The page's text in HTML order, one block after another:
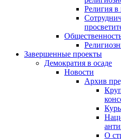
Религия в
Завершенные проекты
Демократия в осаде
Новости
Архив
О